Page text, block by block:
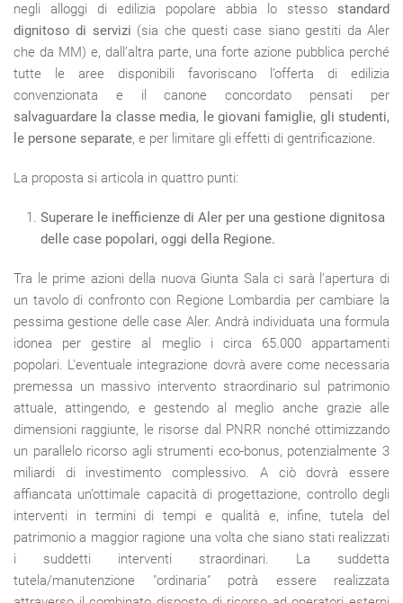
negli alloggi di edilizia popolare abbia lo stesso standard
dignitoso di servizi (sia che questi case siano gestiti da Aler
che da MM) e, dall’altra parte, una forte azione pubblica perché
tutte le aree disponibili favoriscano l’offerta di edilizia
convenzionata e il canone concordato pensati per
salvaguardare la classe media, le giovani famiglie, gli studenti,
le persone separate, e per limitare gli effetti di gentrificazione.
La proposta si articola in quattro punti:
Superare le inefficienze di Aler per una gestione dignitosa
delle case popolari, oggi della Regione.
Tra le prime azioni della nuova Giunta Sala ci sarà l’apertura di
un tavolo di confronto con Regione Lombardia per cambiare la
pessima gestione delle case Aler. Andrà individuata una formula
idonea per gestire al meglio i circa 65.000 appartamenti
popolari. L'eventuale integrazione dovrà avere come necessaria
premessa un massivo intervento straordinario sul patrimonio
attuale, attingendo, e gestendo al meglio anche grazie alle
dimensioni raggiunte, le risorse dal PNRR nonché ottimizzando
un parallelo ricorso agli strumenti eco-bonus, potenzialmente 3
miliardi di investimento complessivo. A ciò dovrà essere
affiancata un’ottimale capacità di progettazione, controllo degli
interventi in termini di tempi e qualità e, infine, tutela del
patrimonio a maggior ragione una volta che siano stati realizzati
i suddetti interventi straordinari. La suddetta
tutela/manutenzione "ordinaria" potrà essere realizzata